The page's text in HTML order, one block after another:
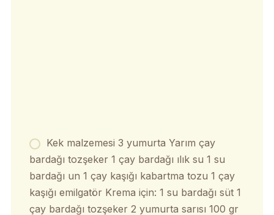
Kek malzemesi 3 yumurta Yarım çay
bardağı tozşeker 1 çay bardağı ılık su 1 su
bardağı un 1 çay kaşığı kabartma tozu 1 çay
kaşığı emilgatör Krema için: 1 su bardağı süt 1
çay bardağı tozşeker 2 yumurta sarısı 100 gr